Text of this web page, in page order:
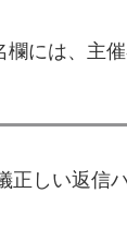
欄には、主
正しい返信